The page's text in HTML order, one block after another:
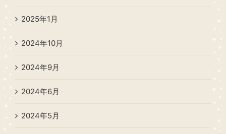
2025年1月
2024年10月
2024年9月
2024年6月
2024年5月